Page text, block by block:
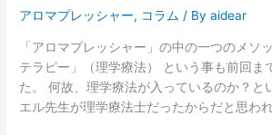
アロマプレッシャー, コラム / Byaidear
「アロマプレッシャー」の中の一つのメソ
テラピー」（理学療法） という事も前回ま
た。 何故、理学療法が入っているのか？と
エル先生が理学療法士だったからだと思われ
テ
ピ
ー